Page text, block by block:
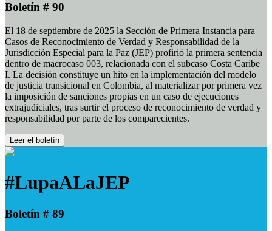
Boletín # 90
El 18 de septiembre de 2025 la Sección de Primera Instancia para
Casos de Reconocimiento de Verdad y Responsabilidad de la
Jurisdicción Especial para la Paz (JEP) profirió la primera sentencia
dentro de macrocaso 003, relacionada con el subcaso Costa Caribe
I. La decisión constituye un hito en la implementación del modelo
de justicia transicional en Colombia, al materializar por primera vez
la imposición de sanciones propias en un caso de ejecuciones
extrajudiciales, tras surtir el proceso de reconocimiento de verdad y
responsabilidad por parte de los comparecientes.
Leer el boletín
#LupaALaJEP
Boletín # 89